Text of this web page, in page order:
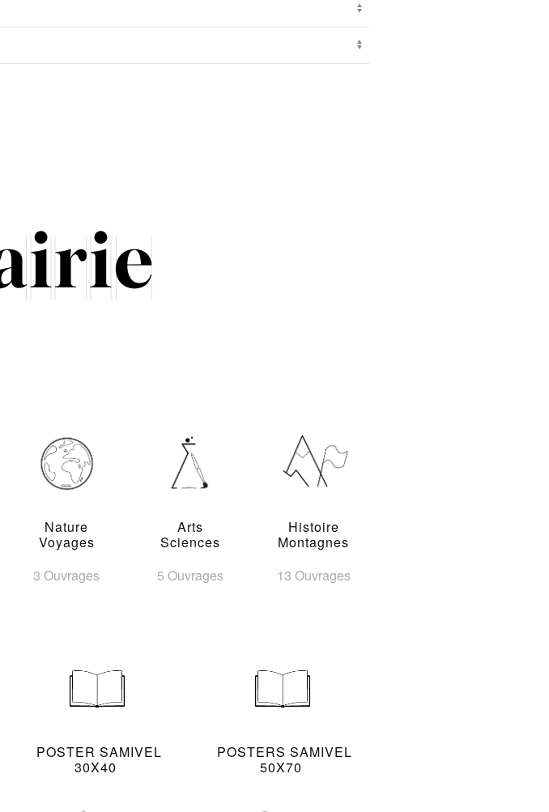
Nature
Voyages
3 Ouvrages
Arts
Sciences
5 Ouvrages
Histoire
Montagnes
13 Ouvrages
POSTER SAMIVEL
30X40
POSTERS SAMIVEL
50X70